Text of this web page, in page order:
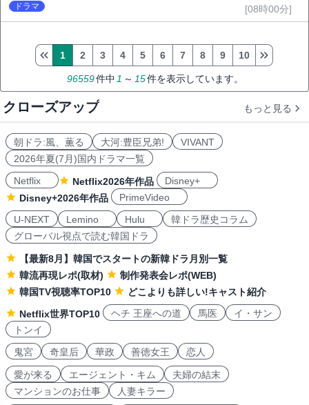
ドラマ [08時00分]
96559件中1 ～ 15件を表示しています。
1 2 3 4 5 6 7 8 9 10
クローズアップ もっと見る
朝ドラ:風、薫る 大河:豊臣兄弟!
VIVANT
2026年夏(7月)国内ドラマ一覧
Netflix
Netflix2026年作品
Disney+
Disney+2026年作品
PrimeVideo
U-NEXT
Lemino Hulu
韓ドラ歴史コラム
グローバル視点で読む韓国ドラ
【最新8月】韓国でスタートの新韓ドラ月別一覧
韓流再現レポ(取材)
制作発表会レポ(WEB)
韓国TV視聴率TOP10
どこよりも詳しい!キャスト紹介
Netflix世界TOP10
ヘチ 王座への道 馬医
イ・サン
トンイ
鬼宮
奇皇后 華政 善徳女王 恋人
愛が来る エージェント・キム
夫婦の結末
マンションのお仕事
人妻キラー